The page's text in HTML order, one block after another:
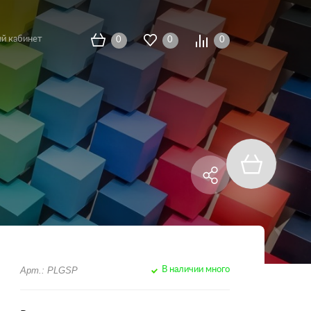
кабинет 0 0 0
Арт.: PLGSP В наличии много